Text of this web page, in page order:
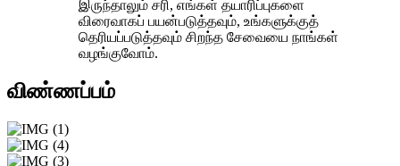
இருந்தாலும் சரி, எங்கள் தயாரிப்புகளை
விரைவாகப் பயன்படுத்தவும், உங்களுக்குத்
தெரியப்படுத்தவும் சிறந்த சேவையை நாங்கள்
வழங்குவோம்.
விண்ணப்பம்